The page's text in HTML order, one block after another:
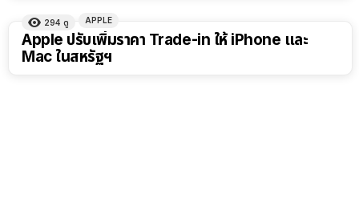
294 ดู APPLE
Apple ปรับเพิ่มราคา Trade-in ให้ iPhone และ
Mac ในสหรัฐฯ